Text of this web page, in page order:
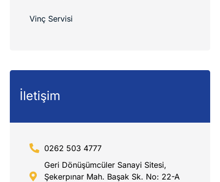
Vinç Servisi
İletişim
0262 503 4777
Geri Dönüşümcüler Sanayi Sitesi,
Şekerpınar Mah. Başak Sk. No: 22-A